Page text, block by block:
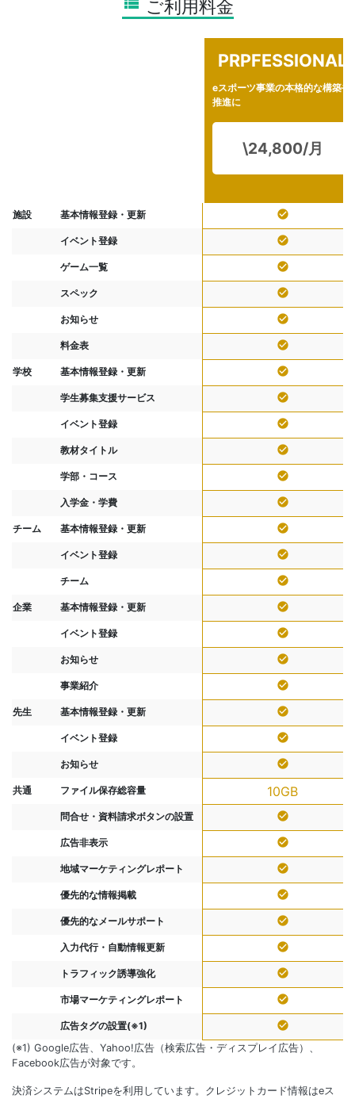
ご利用料金
PRPFESSIONAL
eスポーツ事業の本格的な構築や
推進に
\24,800/月
施設 基本情報登録・更新 check_circle
イベント登録 check_circle
ゲーム一覧 check_circle
スペック check_circle
お知らせ check_circle
料金表 check_circle
学校 基本情報登録・更新 check_circle
学生募集支援サービス check_circle
イベント登録 check_circle
教材タイトル check_circle
学部・コース check_circle
入学金・学費 check_circle
チーム 基本情報登録・更新 check_circle
イベント登録 check_circle
チーム check_circle
企業 基本情報登録・更新 check_circle
イベント登録 check_circle
お知らせ check_circle
事業紹介 check_circle
先生 基本情報登録・更新 check_circle
イベント登録 check_circle
お知らせ check_circle
共通 ファイル保存総容量 10GB
問合せ・資料請求ボタンの設置 check_circle
広告非表示 check_circle
地域マーケティングレポート check_circle
優先的な情報掲載 check_circle
優先的なメールサポート check_circle
入力代行・自動情報更新 check_circle
トラフィック誘導強化 check_circle
市場マーケティングレポート check_circle
広告タグの設置(※1) check_circle
(※1) Google広告、Yahoo!広告（検索広告・ディスプレイ広告）、
Facebook広告が対象です。
決済システムはStripeを利用しています。クレジットカード情報はeス